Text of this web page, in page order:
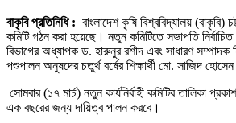
বাকৃবি প্রতিনিধি : বাংলাদেশ কৃষি বিশ্ববিদ্যালয় (বাকৃবি)
কমিটি গঠন করা হয়েছে। নতুন কমিটিতে সভাপতি নির্বাচিত
বিভাগের অধ্যাপক ড. হারুনুর রশীদ এবং সাধারণ সম্পাদক
পশুপালন অনুষদের চতুর্থ বর্ষের শিক্ষার্থী মো. সাজিদ
সোমবার (১৭ মার্চ) নতুন কার্যনির্বাহী কমিটির তালিকা
এক বছরের জন্য দায়িত্ব পালন করবে।